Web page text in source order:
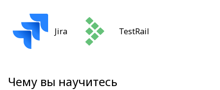
Jira TestRail
Чему вы научитесь